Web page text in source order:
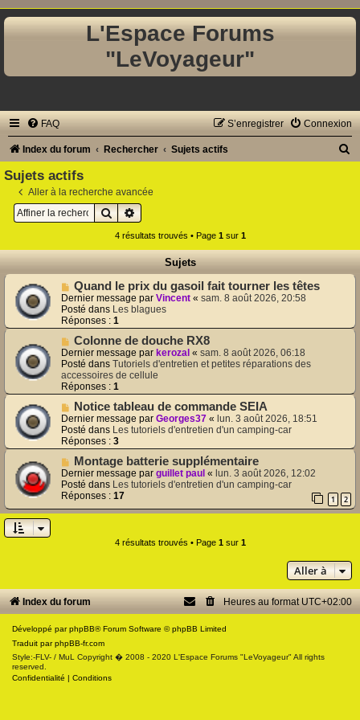
L'Espace Forums
"LeVoyageur"
FAQ Connexion
S’enregistrer
Index du forum Rechercher Sujets actifs
r
c
Sujets actifs
Aller à la recherche avancée
RechercherRecherche avancée
4 résultats trouvés • Page 1sur 1
Sujets
N
o
u
v
e
a
u
m
e
s
s
g
e
Quand le prix du gasoil fait tourner les têtes
Dernier message par Vincent « sam. 8 août 2026, 20:58
Posté dans Les blagues
Réponses : 1
N
o
u
v
e
a
m
e
s
s
g
e
Colonne de douche RX8
Dernier message par kerozal « sam. 8 août 2026, 06:18
Posté dans Tutoriels d'entretien et petites réparations des
accessoires de cellule
Réponses : 1
N
o
u
v
e
u
m
e
s
Notice tableau de commande SEIA
Dernier message par Georges37 « lun. 3 août 2026, 18:51
Posté dans Les tutoriels d'entretien d'un camping-car
Réponses : 3
N
o
u
v
e
a
e
Montage batterie supplémentaire
Dernier message par guillet paul « lun. 3 août 2026, 12:02
Posté dans Les tutoriels d'entretien d'un camping-car
Réponses : 17 1 2
4 résultats trouvés • Page 1sur 1
Aller à
Index du forum Heures au format UTC+02:00
Développé parphpBB® Forum Software © phpBB Limited
Traduit parphpBB-fr.com
Style:-FLV- / MuL Copyright � 2008 - 2020 L'Espace Forums "LeVoyageur" All rights
reserved.
Confidentialité
Conditions